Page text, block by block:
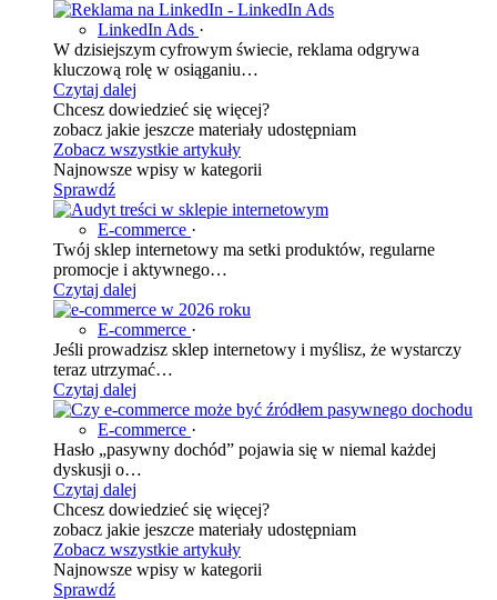
LinkedIn Ads ·
W dzisiejszym cyfrowym świecie, reklama odgrywa
kluczową rolę w osiąganiu…
Czytaj dalej
Chcesz dowiedzieć się więcej?
zobacz jakie jeszcze materiały udostępniam
Zobacz wszystkie artykuły
Najnowsze wpisy w kategorii
Sprawdź
E-commerce ·
Twój sklep internetowy ma setki produktów, regularne
promocje i aktywnego…
Czytaj dalej
E-commerce ·
Jeśli prowadzisz sklep internetowy i myślisz, że wystarczy
teraz utrzymać…
Czytaj dalej
E-commerce ·
Hasło „pasywny dochód” pojawia się w niemal każdej
dyskusji o…
Czytaj dalej
Chcesz dowiedzieć się więcej?
zobacz jakie jeszcze materiały udostępniam
Zobacz wszystkie artykuły
Najnowsze wpisy w kategorii
Sprawdź